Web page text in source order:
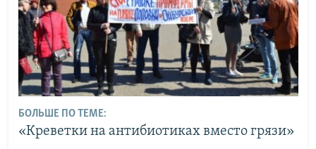
БОЛЬШЕ ПО ТЕМЕ:
«Креветки на антибиотиках вместо грязи»